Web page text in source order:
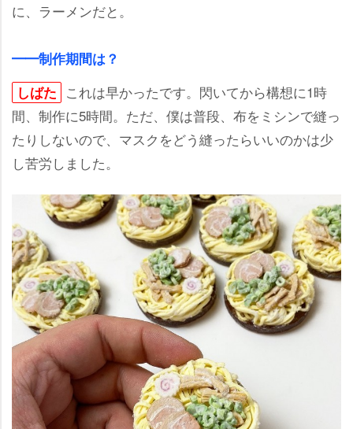
に、ラーメンだと。
━━制作期間は？
しばた これは早かったです。閃いてから構想に1時
間、制作に5時間。ただ、僕は普段、布をミシンで縫っ
たりしないので、マスクをどう縫ったらいいのかは少
し苦労しました。